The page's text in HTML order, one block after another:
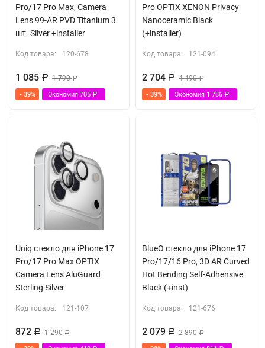
Pro/17 Pro Max, Camera
Lens 99-AR PVD Titanium 3
шт. Silver +installer
Код товара: 120-678
1 085 Р 1 790Р
- 39% Экономия 705 Р
Pro OPTIX XENON Privacy
Nanoceramic Black
(+installer)
Код товара: 121-094
2 704 Р 4 490Р
- 39% Экономия 1 786 Р
Uniq стекло для iPhone 17
Pro/17 Pro Max OPTIX
Camera Lens AluGuard
Sterling Silver
Код товара: 121-107
872 Р 1 290Р
BlueO стекло для iPhone 17
Pro/17/16 Pro, 3D AR Curved
Hot Bending Self-Adhensive
Black (+inst)
Код товара: 121-676
2 079 Р 2 890Р